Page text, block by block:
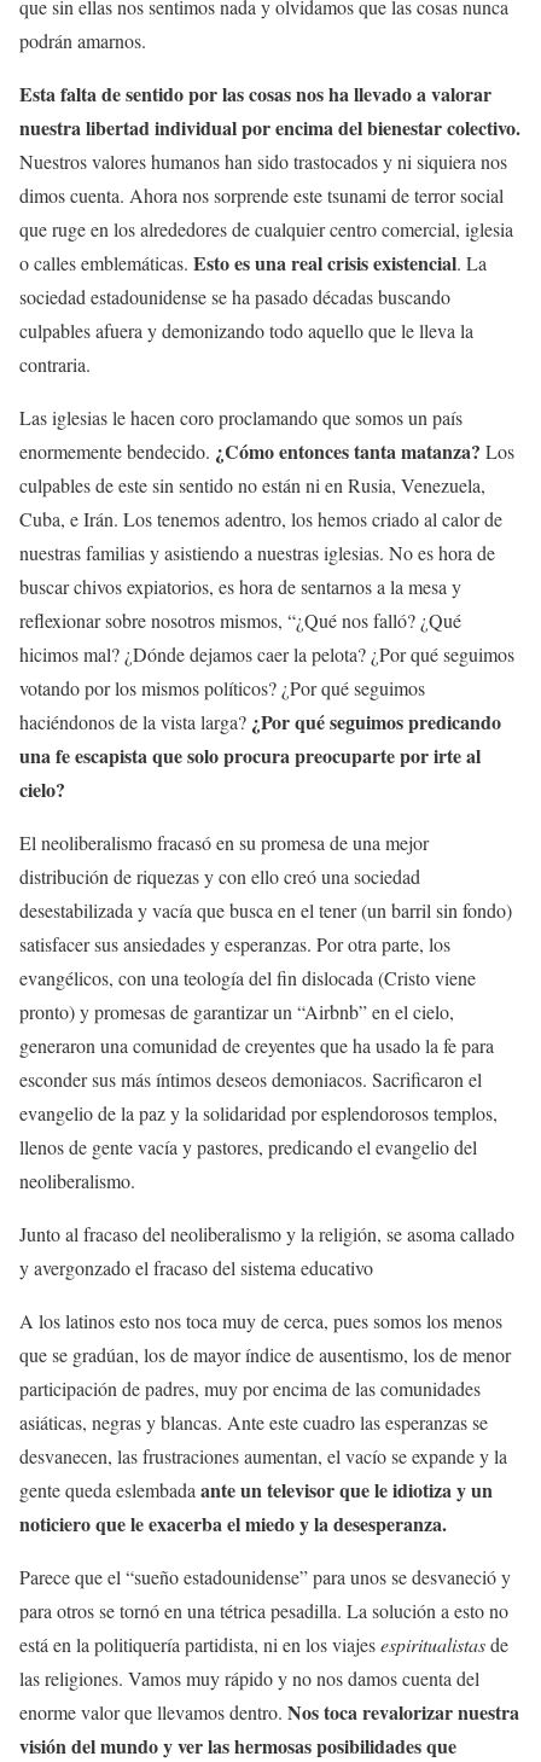
que sin ellas nos sentimos nada y olvidamos que las cosas nunca
podrán amarnos.
Esta falta de sentido por las cosas nos ha llevado a valorar
nuestra libertad individual por encima del bienestar colectivo.
Nuestros valores humanos han sido trastocados y ni siquiera nos
dimos cuenta. Ahora nos sorprende este tsunami de terror social
que ruge en los alrededores de cualquier centro comercial, iglesia
o calles emblemáticas. Esto es una real crisis existencial. La
sociedad estadounidense se ha pasado décadas buscando
culpables afuera y demonizando todo aquello que le lleva la
contraria.
Las iglesias le hacen coro proclamando que somos un país
enormemente bendecido. ¿Cómo entonces tanta matanza? Los
culpables de este sin sentido no están ni en Rusia, Venezuela,
Cuba, e Irán. Los tenemos adentro, los hemos criado al calor de
nuestras familias y asistiendo a nuestras iglesias. No es hora de
buscar chivos expiatorios, es hora de sentarnos a la mesa y
reflexionar sobre nosotros mismos, “¿Qué nos falló? ¿Qué
hicimos mal? ¿Dónde dejamos caer la pelota? ¿Por qué seguimos
votando por los mismos políticos? ¿Por qué seguimos
haciéndonos de la vista larga? ¿Por qué seguimos predicando
una fe escapista que solo procura preocuparte por irte al
cielo?
El neoliberalismo fracasó en su promesa de una mejor
distribución de riquezas y con ello creó una sociedad
desestabilizada y vacía que busca en el tener (un barril sin fondo)
satisfacer sus ansiedades y esperanzas. Por otra parte, los
evangélicos, con una teología del fin dislocada (Cristo viene
pronto) y promesas de garantizar un “Airbnb” en el cielo,
generaron una comunidad de creyentes que ha usado la fe para
esconder sus más íntimos deseos demoniacos. Sacrificaron el
evangelio de la paz y la solidaridad por esplendorosos templos,
llenos de gente vacía y pastores, predicando el evangelio del
neoliberalismo.
Junto al fracaso del neoliberalismo y la religión, se asoma callado
y avergonzado el fracaso del sistema educativo
A los latinos esto nos toca muy de cerca, pues somos los menos
que se gradúan, los de mayor índice de ausentismo, los de menor
participación de padres, muy por encima de las comunidades
asiáticas, negras y blancas. Ante este cuadro las esperanzas se
desvanecen, las frustraciones aumentan, el vacío se expande y la
gente queda eslembadaante un televisor que le idiotiza y un
noticiero que le exacerba el miedo y la desesperanza.
Parece que el “sueño estadounidense” para unos se desvaneció y
para otros se tornó en una tétrica pesadilla. La solución a esto no
está en la politiquería partidista, ni en los viajesespiritualistasde
las religiones. Vamos muy rápido y no nos damos cuenta del
enorme valor que llevamos dentro. Nos toca revalorizar nuestra
visión del mundo y ver las hermosas posibilidades que